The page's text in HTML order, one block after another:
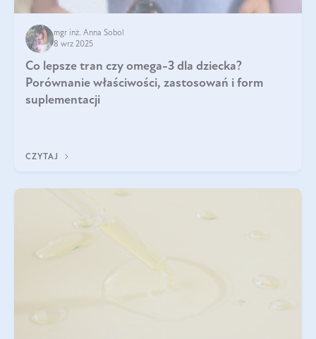
mgr inż. Anna Sobol
8 wrz 2025
Co lepsze tran czy omega-3 dla dziecka?
Porównanie właściwości, zastosowań i form
suplementacji
CZYTAJ